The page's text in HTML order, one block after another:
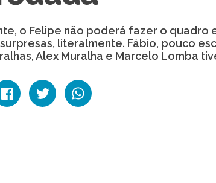
o Felipe não poderá fazer o quadro
literalmente. Fábio, pouco
Alex Muralha e Marcelo Lomba